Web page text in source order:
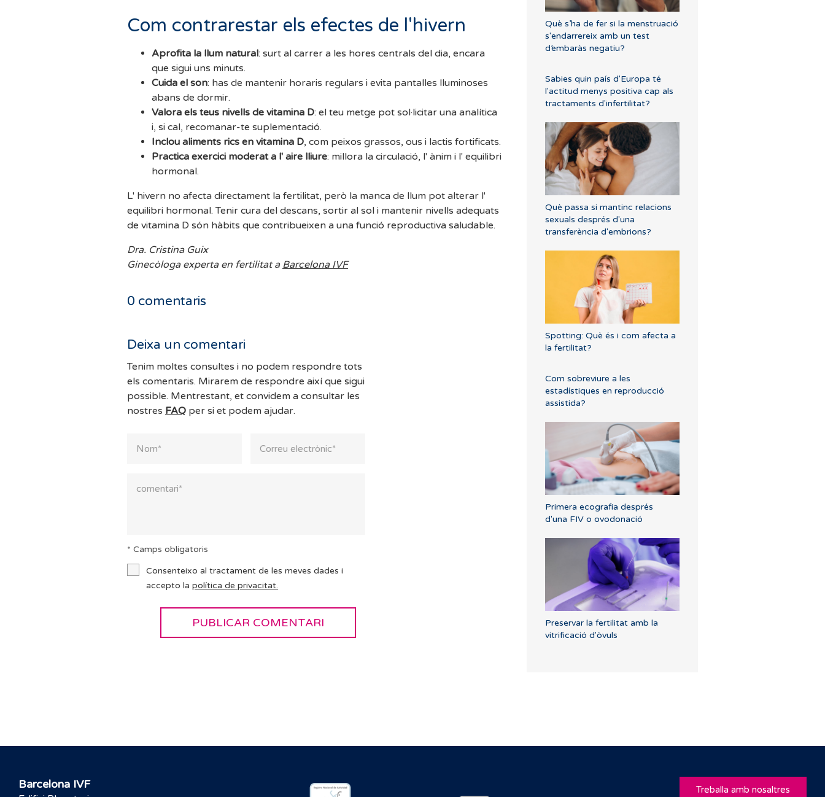
Com contrarestar els efectes de l'hivern
Aprofita la llum natural: surt al carrer a les hores centrals del dia, encara
que sigui uns minuts.
Cuida el son: has de mantenir horaris regulars i evita pantalles lluminoses
abans de dormir.
Valora els teus nivells de vitamina D: el teu metge pot sol·licitar una analítica
i, si cal, recomanar-te suplementació.
Inclou aliments rics en vitamina D, com peixos grassos, ous i lactis fortificats.
Practica exercici moderat a l' aire lliure: millora la circulació, l' ànim i l' equilibri
hormonal.
L' hivern no afecta directament la fertilitat, però la manca de llum pot alterar l'
equilibri hormonal. Tenir cura del descans, sortir al sol i mantenir nivells adequats
de vitamina D són hàbits que contribueixen a una funció reproductiva saludable.
Dra. Cristina Guix
Ginecòloga experta en fertilitat a Barcelona IVF
0 comentaris
Deixa un comentari
Tenim moltes consultes i no podem respondre tots
els comentaris. Mirarem de respondre així que sigui
possible. Mentrestant, et convidem a consultar les
nostres FAQ per si et podem ajudar.
* Camps obligatoris
Consenteixo al tractament de les meves dades i
accepto la política de privacitat.
Què s’ha de fer si la menstruació
s'endarrereix amb un test
d’embaràs negatiu?
Sabies quin país d'Europa té
l'actitud menys positiva cap als
tractaments d'infertilitat?
Què passa si mantinc relacions
sexuals després d'una
transferència d'embrions?
Spotting: Què és i com afecta a
la fertilitat?
Com sobreviure a les
estadístiques en reproducció
assistida?
Primera ecografia després
d'una FIV o ovodonació
Preservar la fertilitat amb la
vitrificació d'òvuls
Barcelona IVF Treballa amb nosaltres